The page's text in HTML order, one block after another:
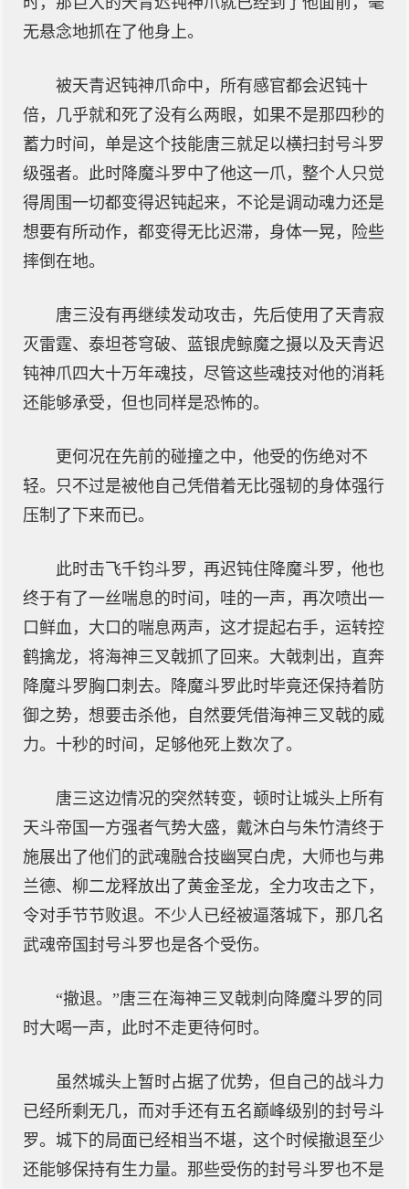
无悬念地抓在了他身上。
被天青迟钝神爪命中，所有感官都会迟钝十
倍，几乎就和死了没有么两眼，如果不是那四秒的
蓄力时间，单是这个技能唐三就足以横扫封号斗罗
级强者。此时降魔斗罗中了他这一爪，整个人只觉
得周围一切都变得迟钝起来，不论是调动魂力还是
想要有所动作，都变得无比迟滞，身体一晃，险些
摔倒在地。
唐三没有再继续发动攻击，先后使用了天青寂
灭雷霆、泰坦苍穹破、蓝银虎鲸魔之摄以及天青迟
钝神爪四大十万年魂技，尽管这些魂技对他的消耗
还能够承受，但也同样是恐怖的。
更何况在先前的碰撞之中，他受的伤绝对不
轻。只不过是被他自己凭借着无比强韧的身体强行
压制了下来而已。
此时击飞千钧斗罗，再迟钝住降魔斗罗，他也
终于有了一丝喘息的时间，哇的一声，再次喷出一
口鲜血，大口的喘息两声，这才提起右手，运转控
鹤擒龙，将海神三叉戟抓了回来。大戟刺出，直奔
降魔斗罗胸口刺去。降魔斗罗此时毕竟还保持着防
御之势，想要击杀他，自然要凭借海神三叉戟的威
力。十秒的时间，足够他死上数次了。
唐三这边情况的突然转变，顿时让城头上所有
天斗帝国一方强者气势大盛，戴沐白与朱竹清终于
施展出了他们的武魂融合技幽冥白虎，大师也与弗
兰德、柳二龙释放出了黄金圣龙，全力攻击之下，
令对手节节败退。不少人已经被逼落城下，那几名
武魂帝国封号斗罗也是各个受伤。
“撤退。”唐三在海神三叉戟刺向降魔斗罗的同
时大喝一声，此时不走更待何时。
虽然城头上暂时占据了优势，但自己的战斗力
已经所剩无几，而对手还有五名巅峰级别的封号斗
罗。城下的局面已经相当不堪，这个时候撤退至少
还能够保持有生力量。那些受伤的封号斗罗也不是